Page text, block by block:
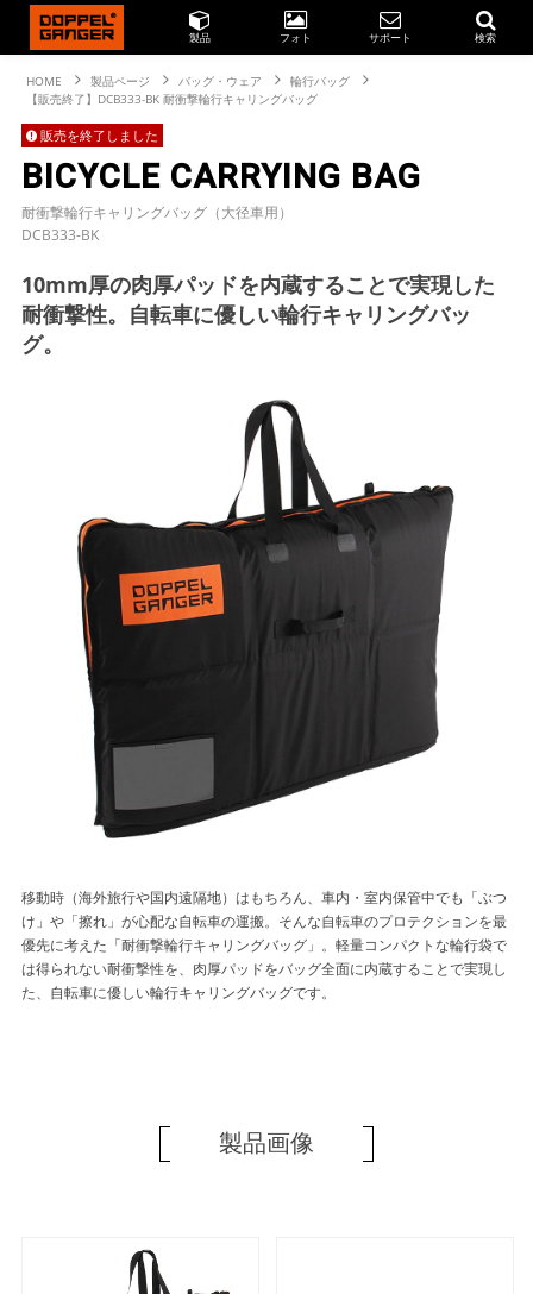
製品 フォト サポート 検索
HOME 製品ページ バッグ・ウェア
輪行バッグ
【販売終了】DCB333-BK 耐衝撃輪行キャリングバッグ
販売を終了しました
BICYCLE CARRYING BAG
耐衝撃輪行キャリングバッグ（大径車用）
DCB333-BK
10mm厚の肉厚パッドを内蔵することで実現した
耐衝撃性。自転車に優しい輪行キャリングバッ
グ。
移動時（海外旅行や国内遠隔地）はもちろん、車内・室内保管中でも「ぶつ
け」や「擦れ」が心配な自転車の運搬。そんな自転車のプロテクションを最
優先に考えた「耐衝撃輪行キャリングバッグ」。軽量コンパクトな輪行袋で
は得られない耐衝撃性を、肉厚パッドをバッグ全面に内蔵することで実現し
た、自転車に優しい輪行キャリングバッグです。
製品画像